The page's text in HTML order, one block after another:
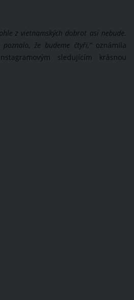
z vietnamských dobrot asi nebude.
že budeme čtyři,”oznámila
sledujícím krásnou